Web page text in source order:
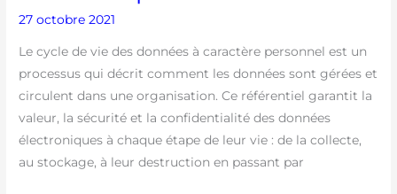
27 octobre 2021
Le cycle de vie des données à caractère personnel est un
processus qui décrit comment les données sont gérées et
circulent dans une organisation. Ce référentiel garantit la
valeur, la sécurité et la confidentialité des données
électroniques à chaque étape de leur vie : de la collecte,
au stockage, à leur destruction en passant par
vie
caractère
personnel